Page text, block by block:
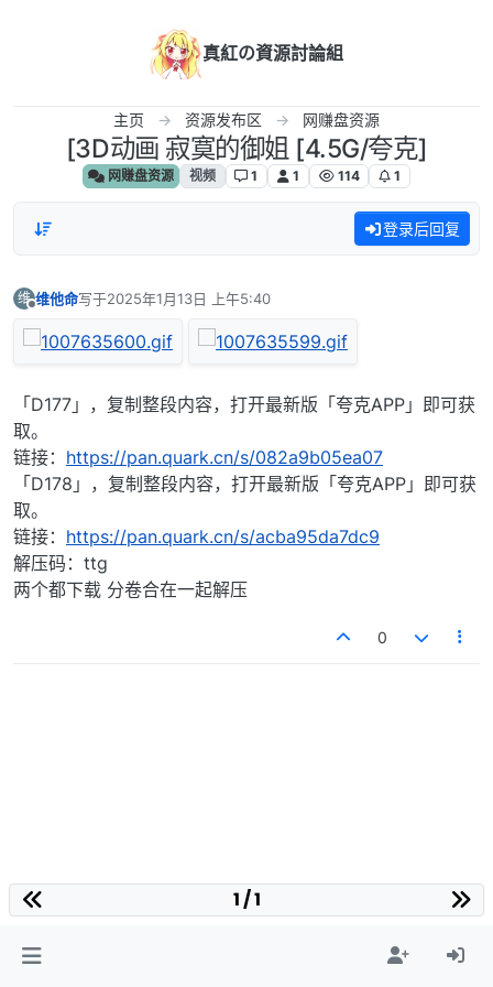
真紅の資源討論組
主页 资源发布区 网赚盘资源
[3D动画 寂寞的御姐 [4.5G/夸克]
网赚盘资源 视频 1 1 114 1
登录后回复
维 维他命写于2025年1月13日 上午5:40
最后由 编辑
「D177」，复制整段内容，打开最新版「夸克APP」即可获
取。
链接： https://pan.quark.cn/s/082a9b05ea07
「D178」，复制整段内容，打开最新版「夸克APP」即可获
取。
链接： https://pan.quark.cn/s/acba95da7dc9
解压码：ttg
两个都下载 分卷合在一起解压
0
1 / 1